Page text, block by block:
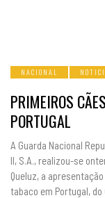
NACIONAL
PRIMEIROS
PORTUGAL
A Guarda Nacional
II, S.A., realizou-se
Queluz, a
tabaco em Portugal, do